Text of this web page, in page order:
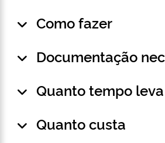
Como fazer
Documentação
Quanto tempo leva
Quanto custa